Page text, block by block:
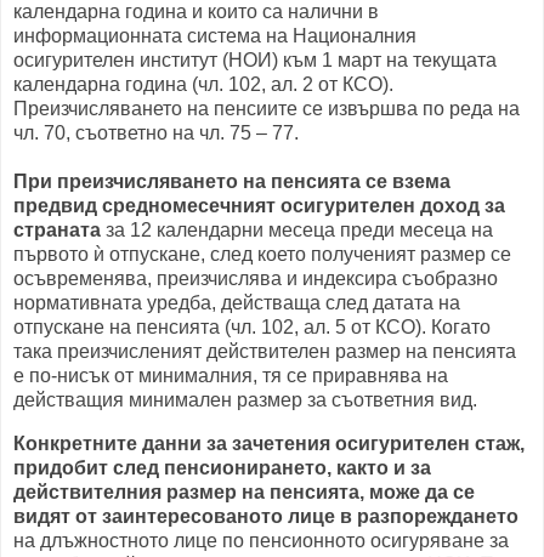
календарна година и които са налични в
информационната система на Националния
осигурителен институт (НОИ) към 1 март на текущата
календарна година (чл. 102, ал. 2 от КСО).
Преизчисляването на пенсиите се извършва по реда на
чл. 70, съответно на чл. 75 – 77.
При преизчисляването на пенсията се взема
предвид средномесечният осигурителен доход за
страната за 12 календарни месеца преди месеца на
първото ѝ отпускане, след което полученият размер се
осъвременява, преизчислява и индексира съобразно
нормативната уредба, действаща след датата на
отпускане на пенсията (чл. 102, ал. 5 от КСО). Когато
така преизчисленият действителен размер на пенсията
е по-нисък от минималния, тя се приравнява на
действащия минимален размер за съответния вид.
Конкретните данни за зачетения осигурителен стаж,
придобит след пенсионирането, както и за
действителния размер на пенсията, може да се
видят от заинтересованото лице в разпореждането
на длъжностното лице по пенсионното осигуряване за